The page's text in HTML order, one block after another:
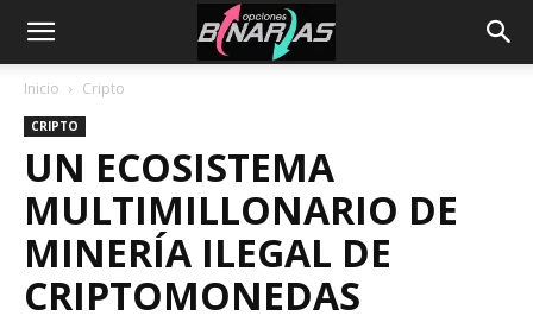
Inicio Cripto
CRIPTO
UN ECOSISTEMA
MULTIMILLONARIO DE
MINERÍA ILEGAL DE
CRIPTOMONEDAS